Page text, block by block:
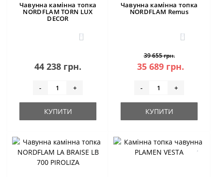
Чавунна камінна топка
NORDFLAM TORN LUX
DECOR
0
44 238 грн.
- +
КУПИТИ
Чавунна камінна топка
NORDFLAM Remus
0
39 655 грн.
35 689 грн.
- +
КУПИТИ